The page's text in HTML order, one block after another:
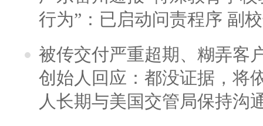
行为”：已启动问责程序 副
被传交付严重超期、糊弄客
创始人回应：都没证据，将
人长期与美国交管局保持沟